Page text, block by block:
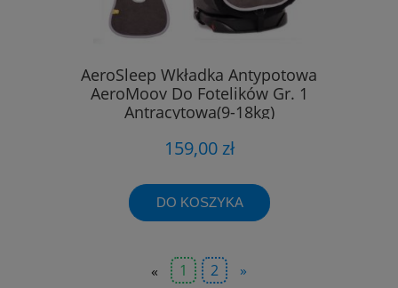
AeroSleep Wkładka Antypotowa
AeroMoov Do Fotelików Gr. 1
Antracytowa(9-18kg)
159,00 zł
DO KOSZYKA
« 1 2 »